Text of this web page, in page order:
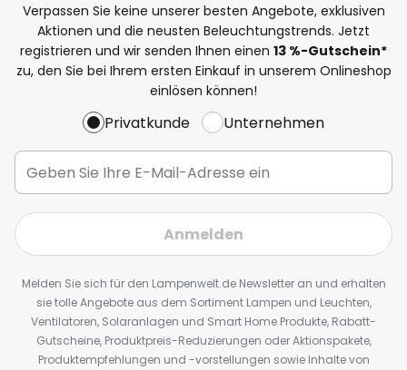
Verpassen Sie keine unserer besten Angebote, exklusiven
Aktionen und die neusten Beleuchtungstrends. Jetzt
registrieren und wir senden Ihnen einen 13 %-Gutschein*
zu, den Sie bei Ihrem ersten Einkauf in unserem Onlineshop
einlösen können!
Privatkunde Unternehmen
Anmelden
Melden Sie sich für den Lampenwelt.de Newsletter an und erhalten
sie tolle Angebote aus dem Sortiment Lampen und Leuchten,
Ventilatoren, Solaranlagen und Smart Home Produkte, Rabatt-
Gutscheine, Produktpreis-Reduzierungen oder Aktionspakete,
Produktempfehlungen und -vorstellungen sowie Inhalte von